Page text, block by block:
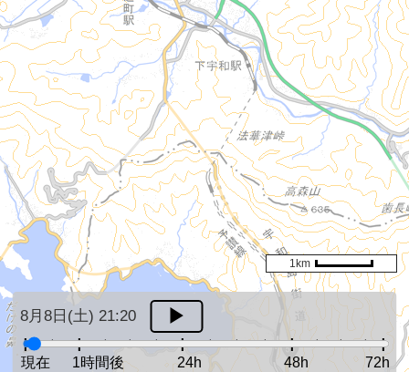
8月8日(土) 21:20
現在 1時間後 24h 48h 72h
1km